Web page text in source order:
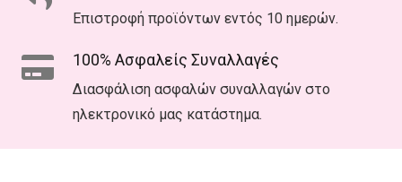
Επιστροφή προϊόντων εντός 10 ημερών.
100% Ασφαλείς Συναλλαγές
Διασφάλιση ασφαλών συναλλαγών στο
ηλεκτρονικό μας κατάστημα.